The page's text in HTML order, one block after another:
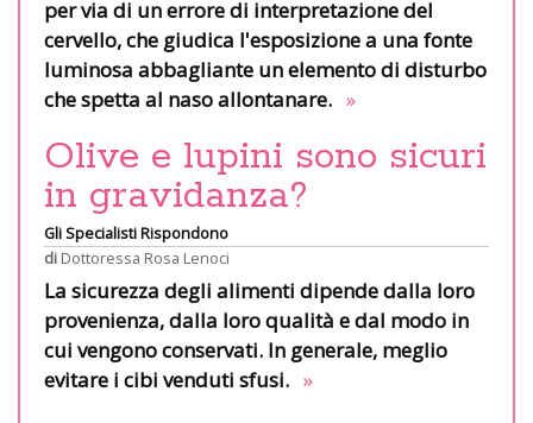
per via di un errore di interpretazione del
cervello, che giudica l'esposizione a una fonte
luminosa abbagliante un elemento di disturbo
che spetta al naso allontanare. »
Olive e lupini sono sicuri
in gravidanza?
Gli Specialisti Rispondono
di Dottoressa Rosa Lenoci
La sicurezza degli alimenti dipende dalla loro
provenienza, dalla loro qualità e dal modo in
cui vengono conservati. In generale, meglio
evitare i cibi venduti sfusi. »